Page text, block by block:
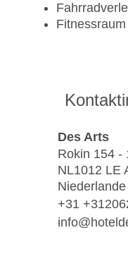
Fitnessraum
Des Arts
Rokin 154 -
NL1012 LE
Niederlande
+31